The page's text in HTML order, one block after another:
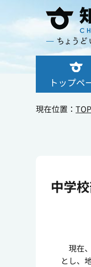
トップペ
現在位置： TOP
中学
現在
とし、